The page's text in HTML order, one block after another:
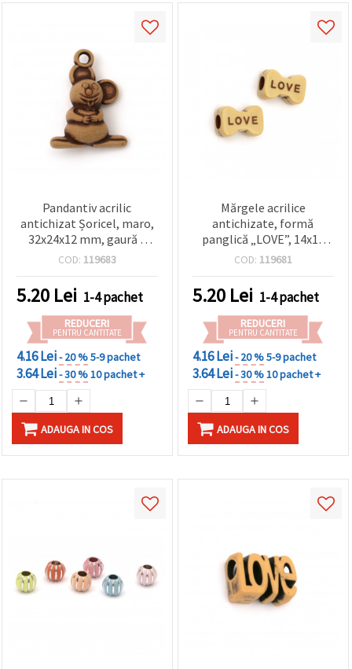
Pandantiv acrilic
antichizat Șoricel, maro,
32x24x12 mm, gaură 3
mm - 50 g (~20 buc.)
COD: 119683
5.20 Lei 1-4 pachet
REDUCERI
PENTRU CANTITATE
4.16 Lei- 20 %5-9 pachet
3.64 Lei- 30 %10 pachet +
ADAUGA IN COS
Mărgele acrilice
antichizate, formă
panglică „LOVE”, 14x10
mm, gaură 4.5 mm, maro,
COD: 119681
5.20 Lei 1-4 pachet
REDUCERI
PENTRU CANTITATE
4.16 Lei- 20 %5-9 pachet
3.64 Lei- 30 %10 pachet +
ADAUGA IN COS